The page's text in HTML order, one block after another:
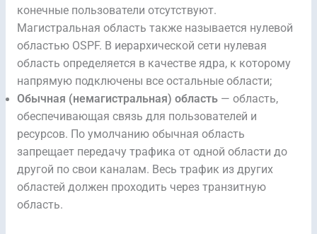
конечные пользователи отсутствуют.
Магистральная область также называется нулевой
областью OSPF. В иерархической сети нулевая
область определяется в качестве ядра, к которому
напрямую подключены все остальные области;
Обычная (немагистральная) область— область,
обеспечивающая связь для пользователей и
ресурсов. По умолчанию обычная область
запрещает передачу трафика от одной области до
другой по свои каналам. Весь трафик из других
областей должен проходить через транзитную
область.